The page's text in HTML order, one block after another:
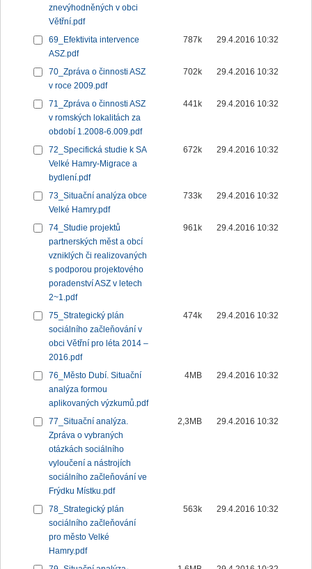
znevýhodněných v obci
Větřní.pdf
69_Efektivita intervence
ASZ.pdf
787k 29.4.2016 10:32
70_Zpráva o činnosti ASZ
v roce 2009.pdf
702k 29.4.2016 10:32
71_Zpráva o činnosti ASZ
v romských lokalitách za
období 1.2008-6.009.pdf
441k 29.4.2016 10:32
72_Specifická studie k SA
Velké Hamry-Migrace a
bydlení.pdf
672k 29.4.2016 10:32
73_Situační analýza obce
Velké Hamry.pdf
733k 29.4.2016 10:32
74_Studie projektů
partnerských měst a obcí
vzniklých či realizovaných
s podporou projektového
poradenství ASZ v letech
2~1.pdf
961k 29.4.2016 10:32
75_Strategický plán
sociálního začleňování v
obci Větřní pro léta 2014 –
2016.pdf
474k 29.4.2016 10:32
76_Město Dubí. Situační
analýza formou
aplikovaných výzkumů.pdf
4MB 29.4.2016 10:32
77_Situační analýza.
Zpráva o vybraných
otázkách sociálního
vyloučení a nástrojích
sociálního začleňování ve
Frýdku Místku.pdf
2,3MB 29.4.2016 10:32
78_Strategický plán
sociálního začleňování
pro město Velké
Hamry.pdf
563k 29.4.2016 10:32